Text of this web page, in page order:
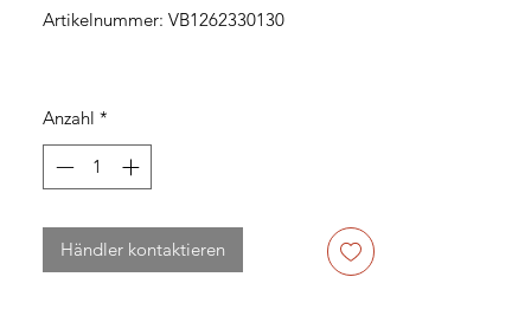
Artikelnummer: VB1262330130
Anzahl *
Händler kontaktieren